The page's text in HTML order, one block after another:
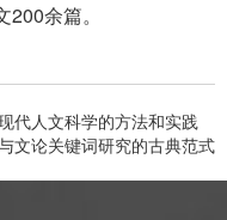
200余篇。
代人文科学的方法和实践
文论关键词研究的古典范式